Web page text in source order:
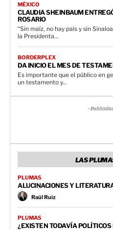
MÉXICO
CLAUDIA SHEINBAUM
ROSARIO
“Sin maíz, no hay país y sin
la Presidenta...
BORDERPLEX
DA INICIO EL MES DE
Es importante que el público en
un testamento y...
-
LAS
PLUMAS
ALUCINACIONES Y
Raúl Ruiz
PLUMAS
¿EXISTEN TODAVÍA